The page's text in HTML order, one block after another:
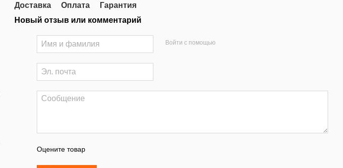
Доставка Оплата
Гарантия
Новый отзыв или комментарий
Войти с помощью
Оцените товар